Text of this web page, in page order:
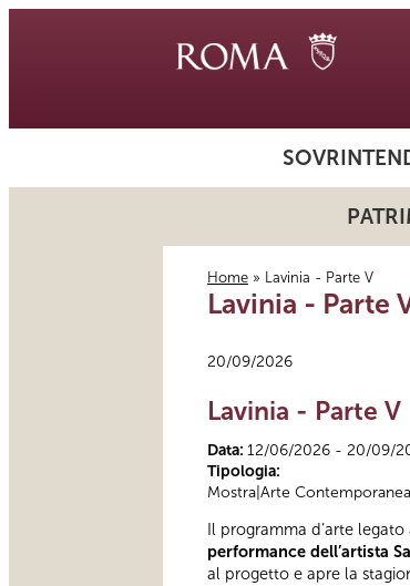
Tu sei qui
Home » Lavinia - Parte V
Lavinia - Parte
20/09/2026
Lavinia - Parte V
Data: 12/06/2026 - 20/09/
Tipologia:
Mostra|Arte Contemporanea
Il programma d’arte legato
performance dell’artista
al progetto e apre la